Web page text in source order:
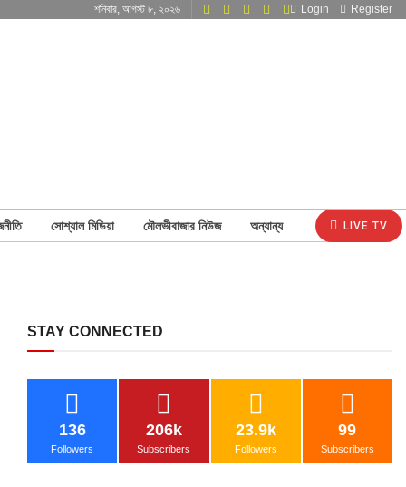
শনিবার, আগস্ট ৮, ২০২৬ Login Register
সোশ্যাল মিডিয়া মৌলভীবাজার নিউজ অন্যান্য LIVE TV
STAY CONNECTED
136
Followers
206k
Subscribers
23.9k
Followers
99
Subscribers